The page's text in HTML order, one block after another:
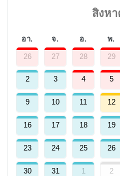
สิงห
อา. จ. อ. พ.
26 27 28 29
2 3 4 5
9 10 11 12
16 17 18 19
23 24 25 26
30 31 1 2